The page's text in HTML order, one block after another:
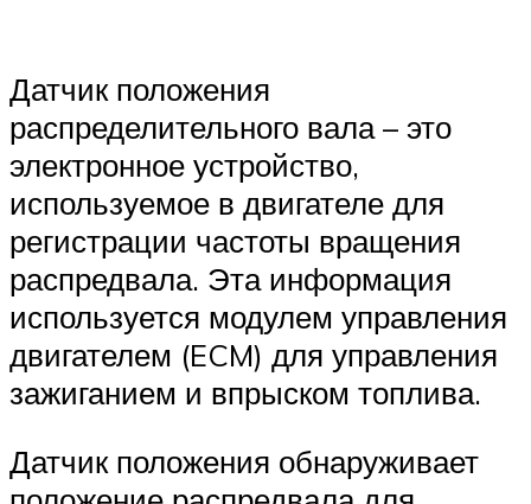
Датчик положения
распределительного вала – это
электронное устройство,
используемое в двигателе для
регистрации частоты вращения
распредвала. Эта информация
используется модулем управления
двигателем (ECM) для управления
зажиганием и впрыском топлива.
Датчик положения обнаруживает